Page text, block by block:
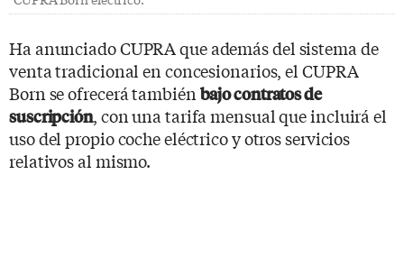
Ha anunciado CUPRA que además del sistema de
venta tradicional en concesionarios, el CUPRA
Born se ofrecerá también bajo contratos de
suscripción, con una tarifa mensual que incluirá el
uso del propio coche eléctrico y otros servicios
relativos al mismo.